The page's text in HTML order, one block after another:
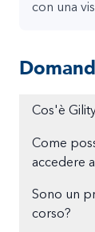
con una
Cos'è
Come
accedere
Sono un
corso?